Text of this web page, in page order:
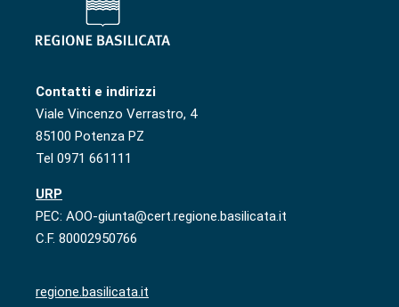
Contatti e indirizzi
Viale Vincenzo Verrastro, 4
85100 Potenza PZ
Tel 0971 661111
URP
PEC: AOO-giunta@cert.regione.basilicata.it
C.F. 80002950766
regione.basilicata.it